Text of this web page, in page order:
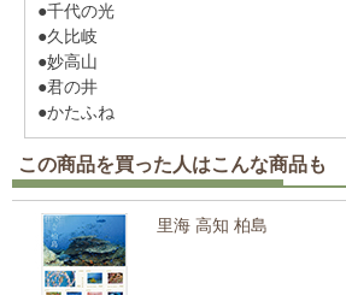
●千代の光
●久比岐
●妙高山
●君の井
●かたふね
この商品を買った人はこんな商品も
里海 高知 柏島